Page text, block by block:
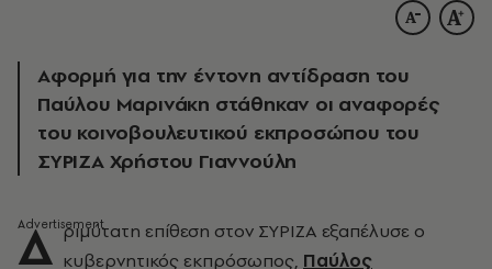
Αφορμή για την έντονη αντίδραση του
Παύλου Μαρινάκη στάθηκαν οι αναφορές
του κοινοβουλευτικού εκπροσώπου του
ΣΥΡΙΖΑ Χρήστου Γιαννούλη
Δ ριμύτατη επίθεση στον ΣΥΡΙΖΑ εξαπέλυσε ο
κυβερνητικός εκπρόσωπος, Παύλος